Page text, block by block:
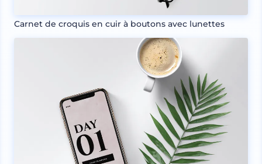
Carnet de croquis en cuir à boutons avec lunettes